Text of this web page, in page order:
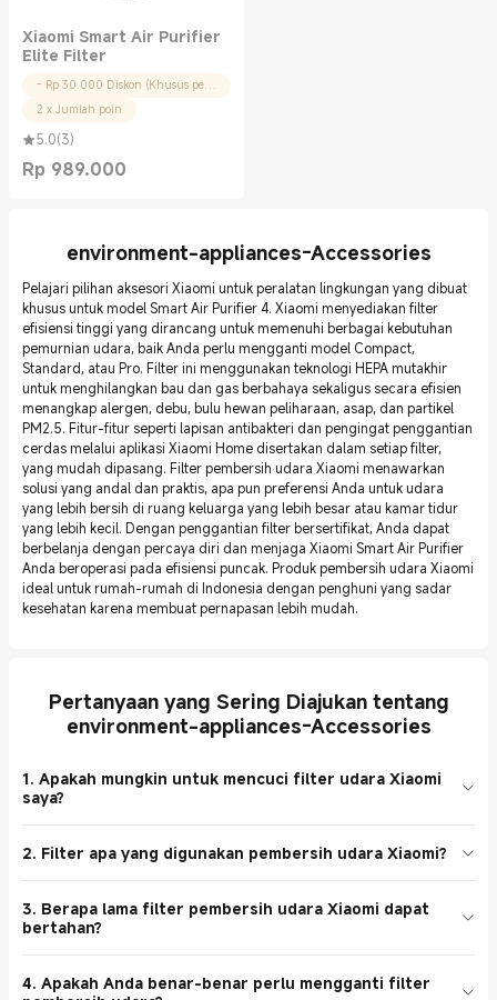
Xiaomi Smart Air Purifier
Elite Filter
- Rp 30.000 Diskon (Khusus pengguna baru)
2 x Jumlah poin
5.0(3)
Rp 989.000
Current Price Rp 989000.00
environment-appliances-Accessories
Pelajari pilihan aksesori Xiaomi untuk peralatan lingkungan yang dibuat
khusus untuk model Smart Air Purifier 4. Xiaomi menyediakan filter
efisiensi tinggi yang dirancang untuk memenuhi berbagai kebutuhan
pemurnian udara, baik Anda perlu mengganti model Compact,
Standard, atau Pro. Filter ini menggunakan teknologi HEPA mutakhir
untuk menghilangkan bau dan gas berbahaya sekaligus secara efisien
menangkap alergen, debu, bulu hewan peliharaan, asap, dan partikel
PM2.5. Fitur-fitur seperti lapisan antibakteri dan pengingat penggantian
cerdas melalui aplikasi Xiaomi Home disertakan dalam setiap filter,
yang mudah dipasang. Filter pembersih udara Xiaomi menawarkan
solusi yang andal dan praktis, apa pun preferensi Anda untuk udara
yang lebih bersih di ruang keluarga yang lebih besar atau kamar tidur
yang lebih kecil. Dengan penggantian filter bersertifikat, Anda dapat
berbelanja dengan percaya diri dan menjaga Xiaomi Smart Air Purifier
Anda beroperasi pada efisiensi puncak. Produk pembersih udara Xiaomi
ideal untuk rumah-rumah di Indonesia dengan penghuni yang sadar
kesehatan karena membuat pernapasan lebih mudah.
Pertanyaan yang Sering Diajukan tentang
environment-appliances-Accessories
1. Apakah mungkin untuk mencuci filter udara Xiaomi
saya?
Lapisan filter dapat rusak dan melemah karena pencucian.
2. Filter apa yang digunakan pembersih udara Xiaomi?
efisiensi tinggi yang dirancang khusus untuk mendukung berbagai
model, misalnya Pembersih Udara Pintar 4, 4 Pro, dan Compact.
3. Berapa lama filter pembersih udara Xiaomi dapat
bertahan?
udara Xiaomi biasanya bertahan enam hingga dua belas bulan.
4. Apakah Anda benar-benar perlu mengganti filter